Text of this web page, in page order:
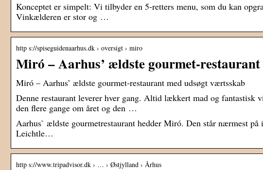
Konceptet er simpelt: Vi tilbyder en 5-retters menu, som du kan
Vinkælderen er stor og …
http s://spiseguidenaarhus.dk › oversigt › miro
Miró – Aarhus’ ældste gourmet-
Miró – Aarhus’ ældste gourmet-restaurant med udsøgt værtsskab
Denne restaurant leverer hver gang. Altid lækkert mad og fantastisk
den flere gange om året og den …
Aarhus` ældste gourmetrestaurant hedder Miró. Den står nærmest
Leichtle…
http s://www.tripadvisor.dk › … › Østjylland › Århus